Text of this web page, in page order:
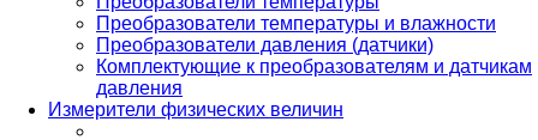
Преобразователи температуры и влажности
Преобразователи давления (датчики)
Комплектующие к преобразователям и датчикам
давления
Измерители физических величин